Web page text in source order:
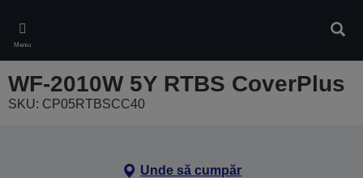
main
content
Meniu
WF-2010W 5Y RTBS CoverPlus
SKU: CP05RTBSCC40
Unde să cumpăr